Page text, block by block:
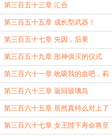
第三百五十三章 汇合
第三百五十五章 成长型武器！
第三百五十七章 先因，后果
第三百五十九章 形神俱灭的仪式
第三百六十一章 吮吸我的血吧，莉
莉
第三百六十三章 返回玻璃岛
第三百六十五章 居然真特么对上了
第三百六十七章 女王陛下寿命将至